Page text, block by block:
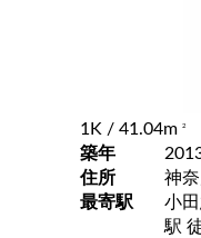
1K / 41.04m 2
築年
住所
神
最寄駅
小